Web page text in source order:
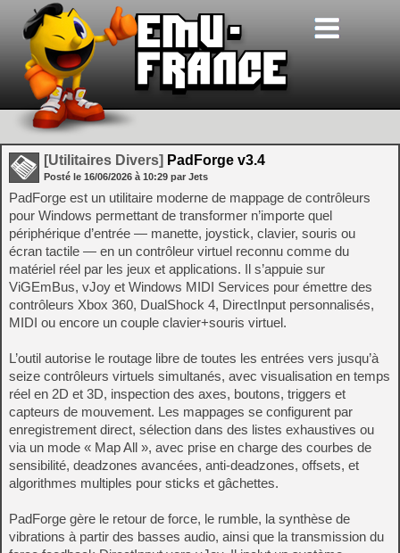
[Utilitaires Divers] PadForge v3.4
Posté le 16/06/2026 à 10:29 par Jets
PadForge est un utilitaire moderne de mappage de contrôleurs
pour Windows permettant de transformer n’importe quel
périphérique d’entrée — manette, joystick, clavier, souris ou
écran tactile — en un contrôleur virtuel reconnu comme du
matériel réel par les jeux et applications. Il s’appuie sur
ViGEmBus, vJoy et Windows MIDI Services pour émettre des
contrôleurs Xbox 360, DualShock 4, DirectInput personnalisés,
MIDI ou encore un couple clavier+souris virtuel.
L’outil autorise le routage libre de toutes les entrées vers jusqu’à
seize contrôleurs virtuels simultanés, avec visualisation en temps
réel en 2D et 3D, inspection des axes, boutons, triggers et
capteurs de mouvement. Les mappages se configurent par
enregistrement direct, sélection dans des listes exhaustives ou
via un mode « Map All », avec prise en charge des courbes de
sensibilité, deadzones avancées, anti-deadzones, offsets, et
algorithmes multiples pour sticks et gâchettes.
PadForge gère le retour de force, le rumble, la synthèse de
vibrations à partir des basses audio, ainsi que la transmission du